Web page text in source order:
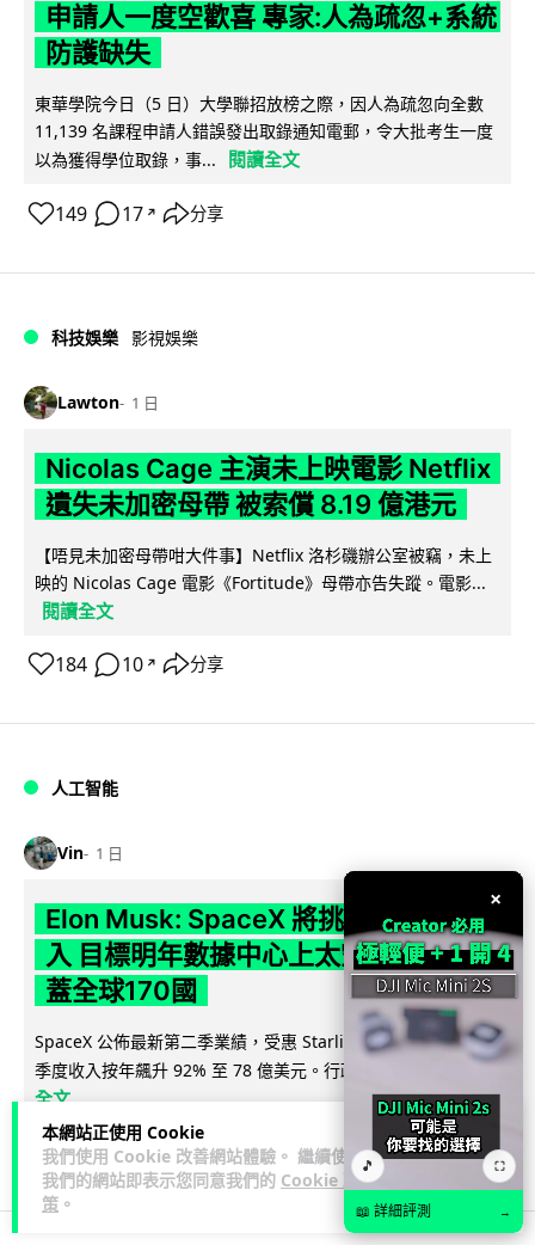
本網站正使用 Cookie
我們使用 Cookie 改善網站體驗。 繼續使用
我們的網站即表示您同意我們的 Cookie 政
策 。
申請人一度空歡喜 專家:人為疏忽+系統
防護缺失
東華學院今日（5 日）大學聯招放榜之際，因人為疏忽向全數
11,139 名課程申請人錯誤發出取錄通知電郵，令大批考生一度
以為獲得學位取錄，事...
閱讀全文
149 17 ↗ 分享
科技娛樂 影視娛樂
Lawton 1 日
Nicolas Cage 主演未上映電影 Netflix
遺失未加密母帶 被索償 8.19 億港元
【唔見未加密母帶咁大件事】Netflix 洛杉磯辦公室被竊，未上
映的 Nicolas Cage 電影《Fortitude》母帶亦告失蹤。電影...
閱讀全文
184 10 ↗ 分享
人工智能
Vin 1 日
Elon Musk: SpaceX 將挑戰萬億年收
入 目標明年數據中心上太空 Starlink 覆
蓋全球170國
SpaceX 公佈最新第二季業績，受惠 Starlink 與 AI 業務帶動，
季度收入按年飆升 92% 至 78 億美元。行政總裁 Elon...
閱讀
全文
142 19 ↗ 分享
×
🎵 ⛶
📖 詳細評測 →